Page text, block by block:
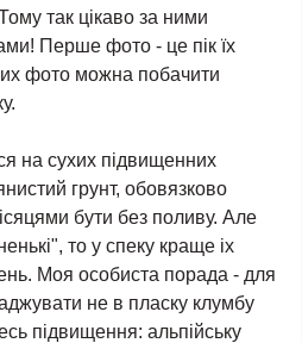
так цікаво за ними
Перше фото - це пік їх
фото можна побачити
на сухих підвищенних
грунт, обовязково
бути без поливу. Але
то у спеку краще іх
Моя особиста порада - для
не в пласку клумбу
підвищення: альпійську